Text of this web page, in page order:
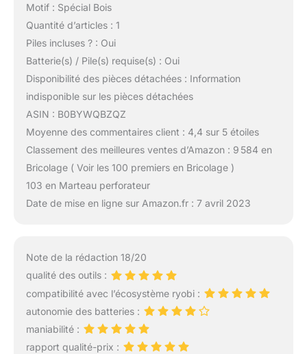
Motif : Spécial Bois
Quantité d’articles : 1
Piles incluses ? : Oui
Batterie(s) / Pile(s) requise(s) : Oui
Disponibilité des pièces détachées : Information
indisponible sur les pièces détachées
ASIN : B0BYWQBZQZ
Moyenne des commentaires client : 4,4 sur 5 étoiles
Classement des meilleures ventes d’Amazon : 9 584 en
Bricolage ( Voir les 100 premiers en Bricolage )
103 en Marteau perforateur
Date de mise en ligne sur Amazon.fr : 7 avril 2023
Note de la rédaction 18/20
qualité des outils :
compatibilité avec l’écosystème ryobi :
autonomie des batteries :
maniabilité :
rapport qualité-prix :